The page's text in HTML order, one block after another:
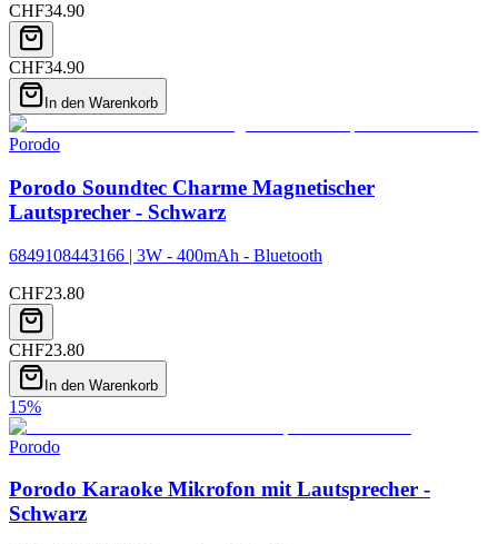
CHF34.90
CHF34.90
In den Warenkorb
Porodo
Porodo Soundtec Charme Magnetischer
Lautsprecher - Schwarz
6849108443166 | 3W - 400mAh - Bluetooth
CHF23.80
CHF23.80
In den Warenkorb
15%
Porodo
Porodo Karaoke Mikrofon mit Lautsprecher -
Schwarz